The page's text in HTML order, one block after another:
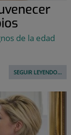
de la edad
SEGUIR LEYENDO...